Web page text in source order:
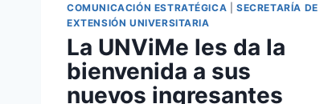
COMUNICACIÓN ESTRATÉGICA |SECRETARÍA DE
EXTENSIÓN UNIVERSITARIA
La UNViMe les da la
bienvenida a sus
nuevos ingresantes